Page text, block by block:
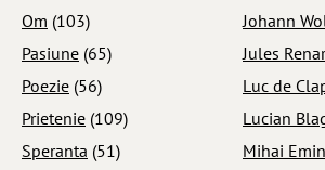
Om (103)
Pasiune (65)
Poezie (56)
Prietenie (109)
Speranta (51)
Johann
Jules
Luc de
Lucian
Mihai